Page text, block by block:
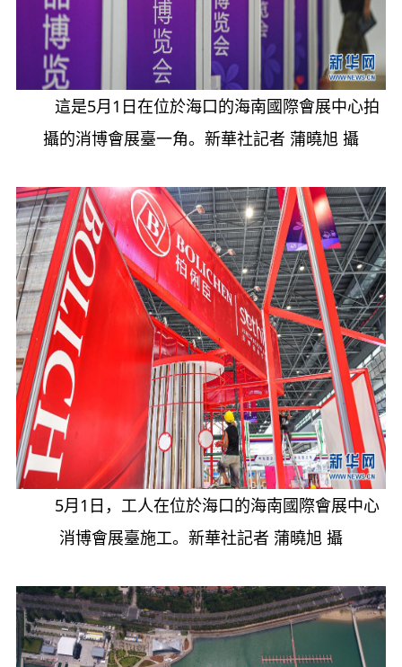
這是5月1日在位於海口的海南國際會展中心拍
攝的消博會展臺一角。新華社記者 蒲曉旭 攝
5月1日，工人在位於海口的海南國際會展中心
消博會展臺施工。新華社記者 蒲曉旭 攝